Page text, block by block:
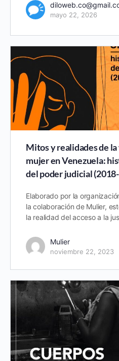
mayo 22, 2026
Mitos y realidades de
mujer en Venezuela:
del poder judicial
Elaborado por la
la colaboración de Mulier,
la realidad del acceso a la
Mulier
noviembre 22, 2023